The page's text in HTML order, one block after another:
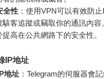
全性 ：使用VPN可以有效防
客追蹤或竊取你的通訊內容
高在公共網路下的安全性。
IP地址
地址 ：Telegram的伺服器會